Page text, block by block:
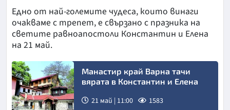
Едно от най-големите чудеса, които винаги
очакваме с трепет, е свързано с празника на
светите равноапостоли Константин и Елена
на 21 май.
Манастир край Варна тачи
вярата в Константин и Елена
21 май | 11:00 1583